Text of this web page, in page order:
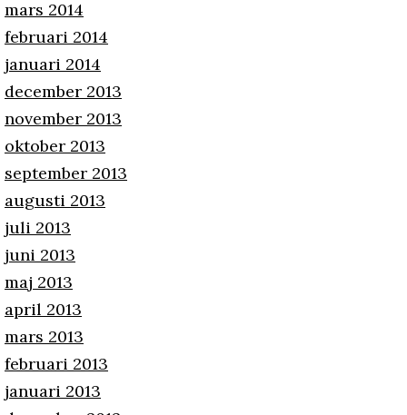
mars 2014
februari 2014
januari 2014
december 2013
november 2013
oktober 2013
september 2013
augusti 2013
juli 2013
juni 2013
maj 2013
april 2013
mars 2013
februari 2013
januari 2013